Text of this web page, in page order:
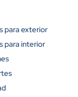
Descuento
para exterior
para interior